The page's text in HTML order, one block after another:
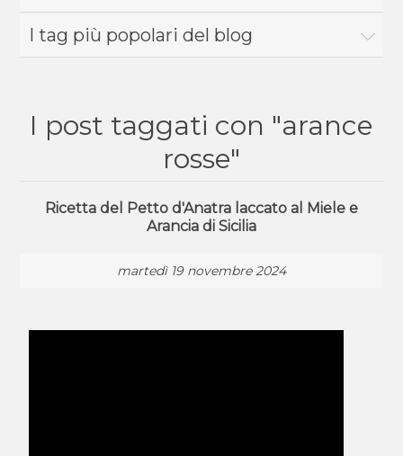
I tag più popolari del blog
I post taggati con "arance
rosse"
Ricetta del Petto d'Anatra laccato al Miele e
Arancia di Sicilia
martedì 19 novembre 2024